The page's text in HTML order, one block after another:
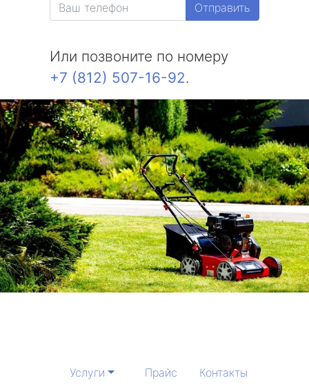
Отправить
Или позвоните по номеру
+7 (812) 507-16-92.
Услуги Прайс Контакты